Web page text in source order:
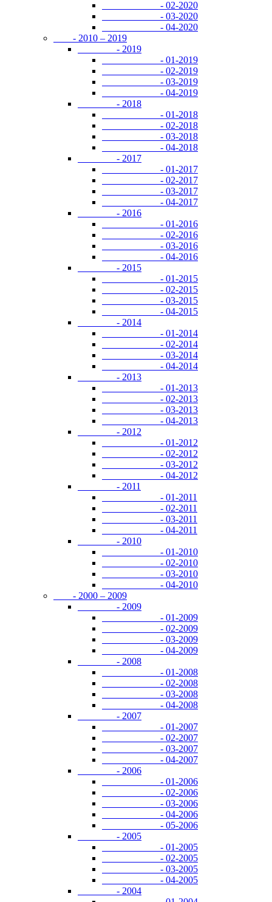
- 02-2020
- 03-2020
- 04-2020
- 2010 – 2019
- 2019
- 01-2019
- 02-2019
- 03-2019
- 04-2019
- 2018
- 01-2018
- 02-2018
- 03-2018
- 04-2018
- 2017
- 01-2017
- 02-2017
- 03-2017
- 04-2017
- 2016
- 01-2016
- 02-2016
- 03-2016
- 04-2016
- 2015
- 01-2015
- 02-2015
- 03-2015
- 04-2015
- 2014
- 01-2014
- 02-2014
- 03-2014
- 04-2014
- 2013
- 01-2013
- 02-2013
- 03-2013
- 04-2013
- 2012
- 01-2012
- 02-2012
- 03-2012
- 04-2012
- 2011
- 01-2011
- 02-2011
- 03-2011
- 04-2011
- 2010
- 01-2010
- 02-2010
- 03-2010
- 04-2010
- 2000 – 2009
- 2009
- 01-2009
- 02-2009
- 03-2009
- 04-2009
- 2008
- 01-2008
- 02-2008
- 03-2008
- 04-2008
- 2007
- 01-2007
- 02-2007
- 03-2007
- 04-2007
- 2006
- 01-2006
- 02-2006
- 03-2006
- 04-2006
- 05-2006
- 2005
- 01-2005
- 02-2005
- 03-2005
- 04-2005
- 2004